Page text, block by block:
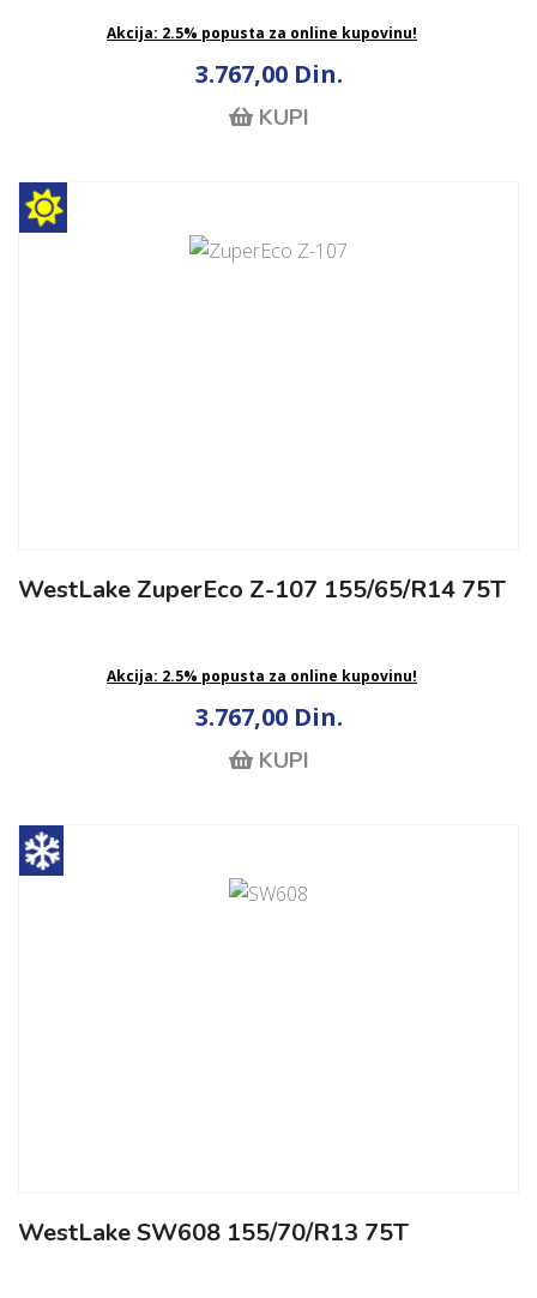
Akcija: 2.5% popusta za online kupovinu!
3.767,00 Din.
KUPI
WestLake ZuperEco Z-107 155/65/R14 75T
Akcija: 2.5% popusta za online kupovinu!
3.767,00 Din.
KUPI
WestLake SW608 155/70/R13 75T